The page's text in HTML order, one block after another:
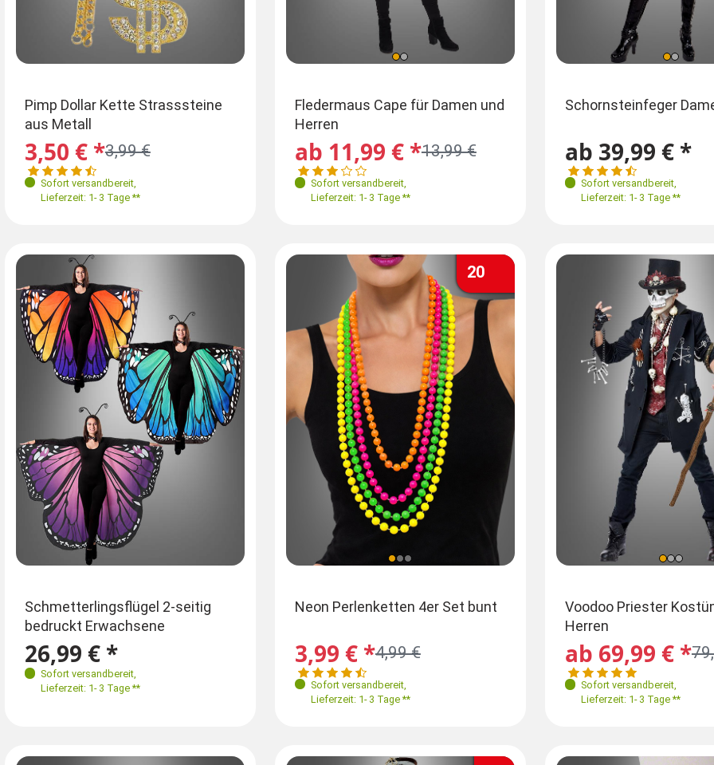
Pimp Dollar Kette Strasssteine
aus Metall
3,99 €
3,50 € *
Sofort versandbereit
Lieferzeit: 1- 3 Tage **
Größen
XS-M
Fledermaus Cape für Damen und
Herren
13,99 €
ab 11,99 € *
Sofort versandbereit
Lieferzeit: 1- 3 Tage **
Größen
Größen Schornsteinfeger
ab 39,99 € *
Sofort versandbereit
Lieferzeit: 1- 3 Tage **
Größen
XL 52-54
XXL-
3 XL 62-64
Schmetterlingsflügel 2-seitig
bedruckt Erwachsene
26,99 € *
Sofort versandbereit
Lieferzeit: 1- 3 Tage **
Farben
Schmetterlingsflügel 2-seitig
bedruckt Erwachsene
26,99 € *
Sofort versandbereit,
Lieferzeit: 1- 3 Tage **
20
Neon Perlenketten 4er Set bunt
4,99 €
3,99 € *
Sofort versandbereit
Lieferzeit: 1- 3 Tage **
Größen
Voodoo Priester
Herren
ab 69,99 € *
Sofort versandbereit
Lieferzeit: 1- 3 Tage **
Größen